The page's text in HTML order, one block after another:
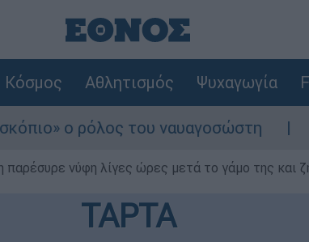
Κόσμος Αθλητισμός Ψυχαγωγία
ναυαγοσώστη Συναγερμός
νύφη λίγες ώρες μετά το γάμο της και
ΤΑΡΤΑ